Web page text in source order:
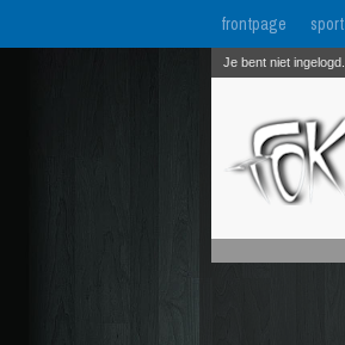
frontpage sport
Je bent niet ingelogd.